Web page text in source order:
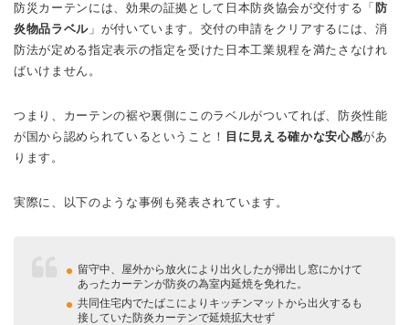
防災カーテンには、効果の証拠として日本防炎協会が交付する「 防
炎物品ラベル」が付いています。交付の申請をクリアするには、消
防法が定める指定表示の指定を受けた日本工業規程を満たさなけれ
ばいけません。
つまり、カーテンの裾や裏側にこのラベルがついてれば、防炎性能
が国から認められているということ！ 目に見える確かな安心感があ
ります。
実際に、以下のような事例も発表されています。
留守中、屋外から放火により出火したが掃出し窓にかけて
あったカーテンが防炎の為室内延焼を免れた。
共同住宅内でたばこによりキッチンマットから出火するも
接していた防炎カーテンで延焼拡大せず